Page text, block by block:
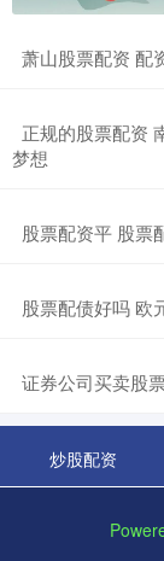
萧山股票配资 配
正规的股票配资
梦想
股票配资平 股票
股票配债好吗 欧
证券公司买卖股
炒股配资